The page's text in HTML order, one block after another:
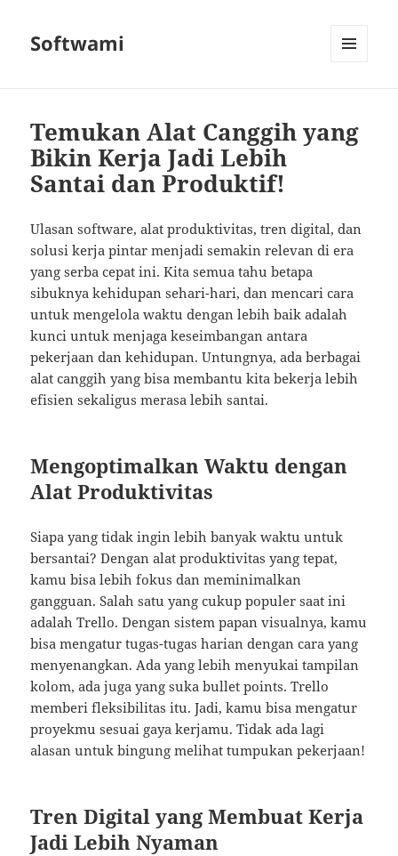
Softwami
Temukan Alat Canggih yang
Bikin Kerja Jadi Lebih
Santai dan Produktif!
Ulasan software, alat produktivitas, tren digital, dan
solusi kerja pintar menjadi semakin relevan di era
yang serba cepat ini. Kita semua tahu betapa
sibuknya kehidupan sehari-hari, dan mencari cara
untuk mengelola waktu dengan lebih baik adalah
kunci untuk menjaga keseimbangan antara
pekerjaan dan kehidupan. Untungnya, ada berbagai
alat canggih yang bisa membantu kita bekerja lebih
efisien sekaligus merasa lebih santai.
Mengoptimalkan Waktu dengan
Alat Produktivitas
Siapa yang tidak ingin lebih banyak waktu untuk
bersantai? Dengan alat produktivitas yang tepat,
kamu bisa lebih fokus dan meminimalkan
gangguan. Salah satu yang cukup populer saat ini
adalah Trello. Dengan sistem papan visualnya, kamu
bisa mengatur tugas-tugas harian dengan cara yang
menyenangkan. Ada yang lebih menyukai tampilan
kolom, ada juga yang suka bullet points. Trello
memberi fleksibilitas itu. Jadi, kamu bisa mengatur
proyekmu sesuai gaya kerjamu. Tidak ada lagi
alasan untuk bingung melihat tumpukan pekerjaan!
Tren Digital yang Membuat Kerja
Jadi Lebih Nyaman